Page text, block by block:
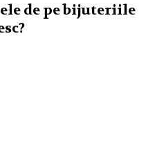
de pe bijuteriile